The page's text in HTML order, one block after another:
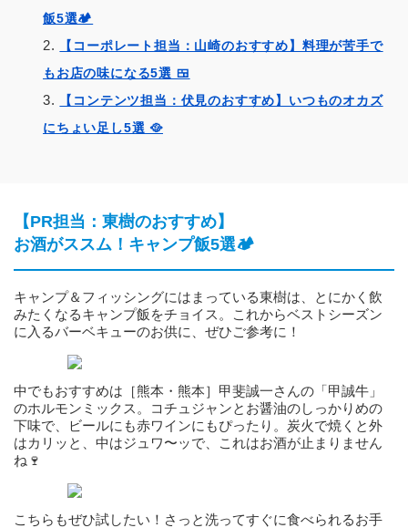
飯5選🏕️
【コーポレート担当：山崎のおすすめ】料理が苦手で
もお店の味になる5選 🍱
【コンテンツ担当：伏見のおすすめ】いつものオカズ
にちょい足し5選 🥘
【PR担当：東樹のおすすめ】
お酒がススム！キャンプ飯5選🏕️
キャンプ＆フィッシングにはまっている東樹は、とにかく飲
みたくなるキャンプ飯をチョイス。これからベストシーズン
に入るバーベキューのお供に、ぜひご参考に！
中でもおすすめは［熊本・熊本］甲斐誠一さんの「甲誠牛」
のホルモンミックス。コチュジャンとお醤油のしっかりめの
下味で、ビールにも赤ワインにもぴったり。炭火で焼くと外
はカリッと、中はジュワ〜ッで、これはお酒が止まりません
ね🍷
こちらもぜひ試したい！さっと洗ってすぐに食べられるお手